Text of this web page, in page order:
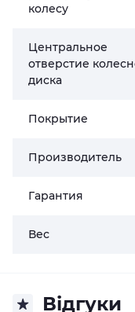
колесу
Центральное
отверстие
диска
Покрытие
Производитель
Гарантия
Вес
Відгуки